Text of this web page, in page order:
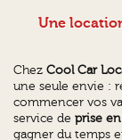
Une
ChezCool Car
une seule envie :
commencer vos
service deprise
gagner du temps